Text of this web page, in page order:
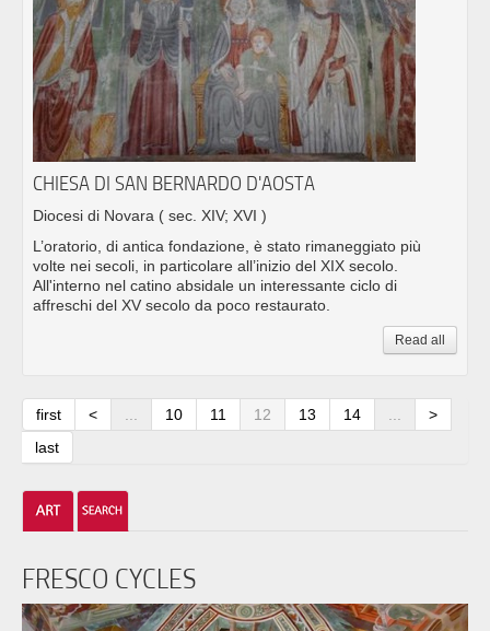
CHIESA DI SAN BERNARDO D'AOSTA
Diocesi di Novara ( sec. XIV; XVI )
L’oratorio, di antica fondazione, è stato rimaneggiato più
volte nei secoli, in particolare all’inizio del XIX secolo.
All'interno nel catino absidale un interessante ciclo di
affreschi del XV secolo da poco restaurato.
Read all
first < ... 10 11 12 13 14 ...
>
last
FRESCO CYCLES